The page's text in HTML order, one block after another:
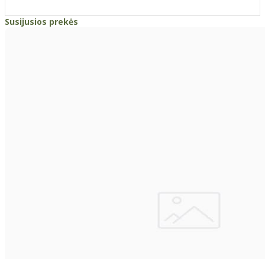
Susijusios prekės